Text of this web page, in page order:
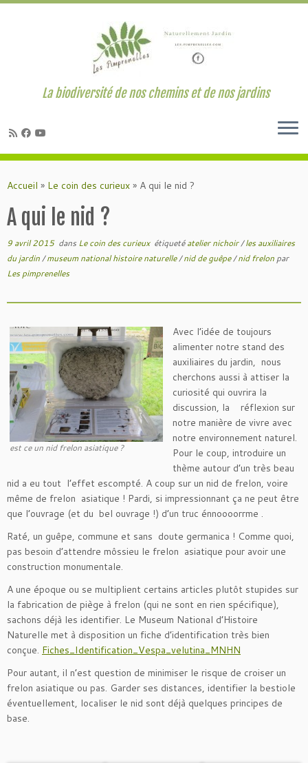
au
La biodiversité de nos chemins et de nos jardins
Accueil » Le coin des curieux » A qui le nid ?
A qui le nid ?
9 avril 2015dans Le coin des curieux étiquetéatelier nichoir/les auxiliaires
du jardin/museum national histoire naturelle/nid de guêpe/nid frelon par
Les pimprenelles
est ce un nid frelon asiatique ?
Avec l’idée de toujours
alimenter notre stand des
auxiliaires du jardin, nous
cherchons aussi à attiser la
curiosité qui ouvrira la
discussion, la réflexion sur
notre manière de vivre avec
notre environnement naturel.
Pour le coup, introduire un
thème autour d’un très beau
nid a eu tout l’effet escompté. A coup sur un nid de frelon, voire
même de frelon asiatique ! Pardi, si impressionnant ça ne peut être
que l’ouvrage (et du bel ouvrage !) d’un truc énnoooorrme .
Raté, un guêpe, commune et sans doute germanica ! Comme quoi,
pas besoin d’attendre môssieu le frelon asiatique pour avoir une
construction monumentale.
A une époque ou se multiplient certains articles plutôt stupides sur
la fabrication de piège à frelon (qui ne sont en rien spécifique),
sachons déjà les identifier. Le Museum National d’Histoire
Naturelle met à disposition un fiche d’identification très bien
conçue. Fiches_Identification_Vespa_velutina_MNHN
Pour autant, il n’est question de minimiser le risque de croiser un
frelon asiatique ou pas. Garder ses distances, identifier la bestiole
éventuellement, localiser le nid sont déjà quelques principes de
base.